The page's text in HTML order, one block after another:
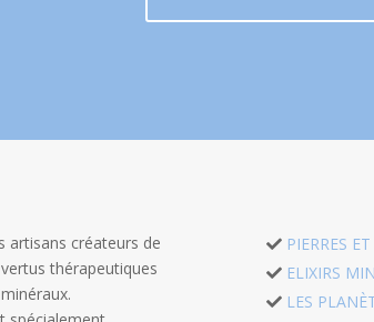
artisans créateurs de
thérapeutiques
PIERRES
ELIXIRS
LES